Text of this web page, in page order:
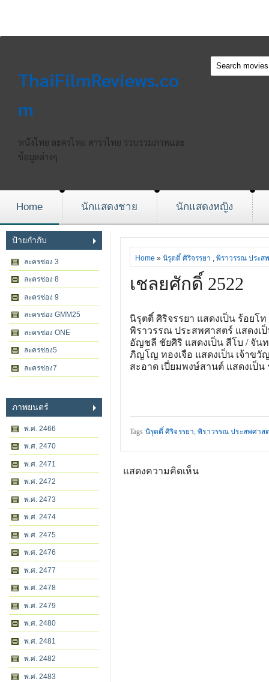
ThaiFilmReviews.co
m
หนังไทย ละครไทย ดาราไทย รวบรวมภาพและ
ข้อมูลต่างๆ
Home นักแสดงชาย นักแสดงหญิง
ป้ายกำกับ
ละครช่อง 3
ละครช่อง 8
ละครช่อง 9
ละครช่อง GMM25
ละครช่อง ONE
ละครช่อง5
ละครช่อง7
ภาพยนตร์
พ.ศ. 2466
พ.ศ. 2470
พ.ศ. 2471
พ.ศ. 2472
พ.ศ. 2473
พ.ศ. 2474
พ.ศ. 2475
พ.ศ. 2476
พ.ศ. 2477
พ.ศ. 2478
พ.ศ. 2479
พ.ศ. 2480
พ.ศ. 2481
พ.ศ. 2482
พ.ศ. 2483
Home » นิรุตติ์ ศิริจรรยา , พิราวรรณ ประส
เชลยศักดิ์ 2522
นิรุตติ์ ศิริจรรยา แสดงเป็น ร้อยโ
พิราวรรณ ประสพศาสตร์ แสดงเ
อัญชลี ชัยศิริ แสดงเป็น สีโบ / จัน
ภิญโญ ทองเจือ แสดงเป็น เจ้าขวั
สะอาด เปี่ยมพงษ์สานต์ แสดงเป็
Tags นิรุตติ์ ศิริจรรยา,พิราวรรณ ประสพศาส
แสดงความคิดเห็น